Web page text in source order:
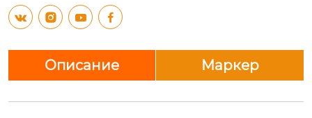
   
Описание Маркер